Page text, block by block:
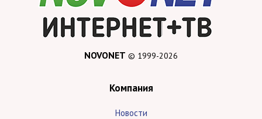
NOVONET © 1999-2026
Компания
Новости